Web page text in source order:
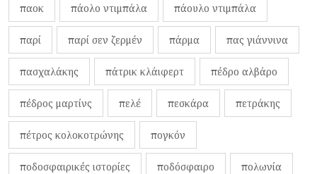
παοκ πάολο ντιμπάλα πάουλο ντιμπάλα
παρί παρί σεν ζερμέν πάρμα πας γιάννινα
πασχαλάκης πάτρικ κλάιφερτ πέδρο αλβάρο
πέδρος μαρτίνς πελέ πεσκάρα πετράκης
πέτρος κολοκοτρώνης πογκόν
ποδοσφαιρικές ιστορίες ποδόσφαιρο πολωνία